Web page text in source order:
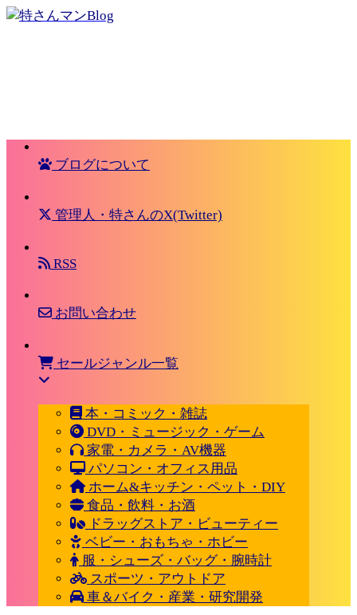
ブログについて
管理人・特さんのX(Twitter)
RSS
お問い合わせ
セールジャンル一覧
本・コミック・雑誌
DVD・ミュージック・ゲーム
家電・カメラ・AV機器
パソコン・オフィス用品
ホーム&キッチン・ペット・DIY
食品・飲料・お酒
ドラッグストア・ビューティー
ベビー・おもちゃ・ホビー
服・シューズ・バッグ・腕時計
スポーツ・アウトドア
車＆バイク・産業・研究開発